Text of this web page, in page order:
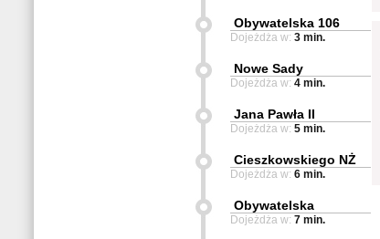
Obywatelska 106
Dojeżdża w: 3 min.
Nowe Sady
Dojeżdża w: 4 min.
Jana Pawła II
Dojeżdża w: 5 min.
Cieszkowskiego NŻ
Dojeżdża w: 6 min.
Obywatelska
Dojeżdża w: 7 min.